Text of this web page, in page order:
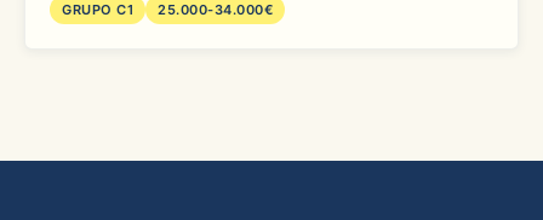
GRUPO C1 25.000-34.000€